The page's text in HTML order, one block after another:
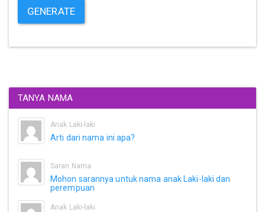
GENERATE
TANYA NAMA
Anak Laki-laki
Arti dari nama ini apa?
Saran Nama
Mohon sarannya untuk nama anak Laki-laki dan
perempuan
Anak Laki-laki